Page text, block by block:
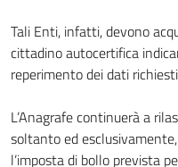
Tali Enti, infatti, devono
cittadino autocertifica
reperimento dei dati
L’Anagrafe continuerà a
soltanto ed
l’imposta di bollo prevista